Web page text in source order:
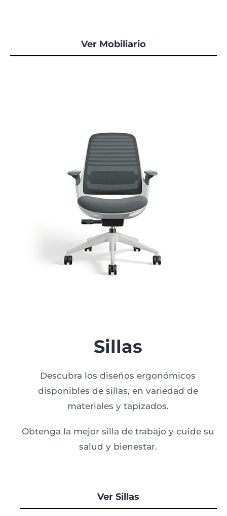
Ver Mobiliario
Sillas
Descubra los diseños ergonómicos
disponibles de sillas, en variedad de
materiales y tapizados.
Obtenga la mejor silla de trabajo y cuide su
salud y bienestar.
Ver Sillas